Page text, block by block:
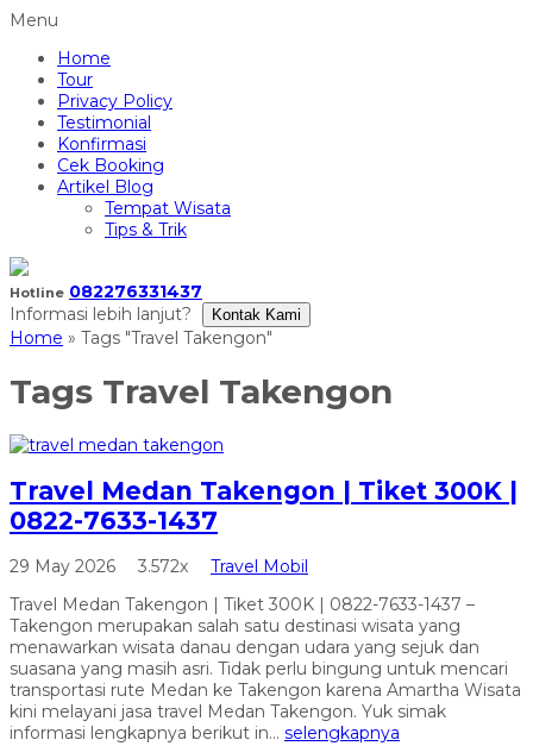
Menu
Home
Tour
Privacy Policy
Testimonial
Konfirmasi
Cek Booking
Artikel Blog
Tempat Wisata
Tips & Trik
Hotline 082276331437
Informasi lebih lanjut?
Kontak Kami
Home » Tags "Travel Takengon"
Tags Travel Takengon
Travel Medan Takengon | Tiket 300K |
0822-7633-1437
29 May 2026 3.572x
Travel Mobil
Travel Medan Takengon | Tiket 300K | 0822-7633-1437 –
Takengon merupakan salah satu destinasi wisata yang
menawarkan wisata danau dengan udara yang sejuk dan
suasana yang masih asri. Tidak perlu bingung untuk mencari
transportasi rute Medan ke Takengon karena Amartha Wisata
kini melayani jasa travel Medan Takengon. Yuk simak
informasi lengkapnya berikut in... selengkapnya